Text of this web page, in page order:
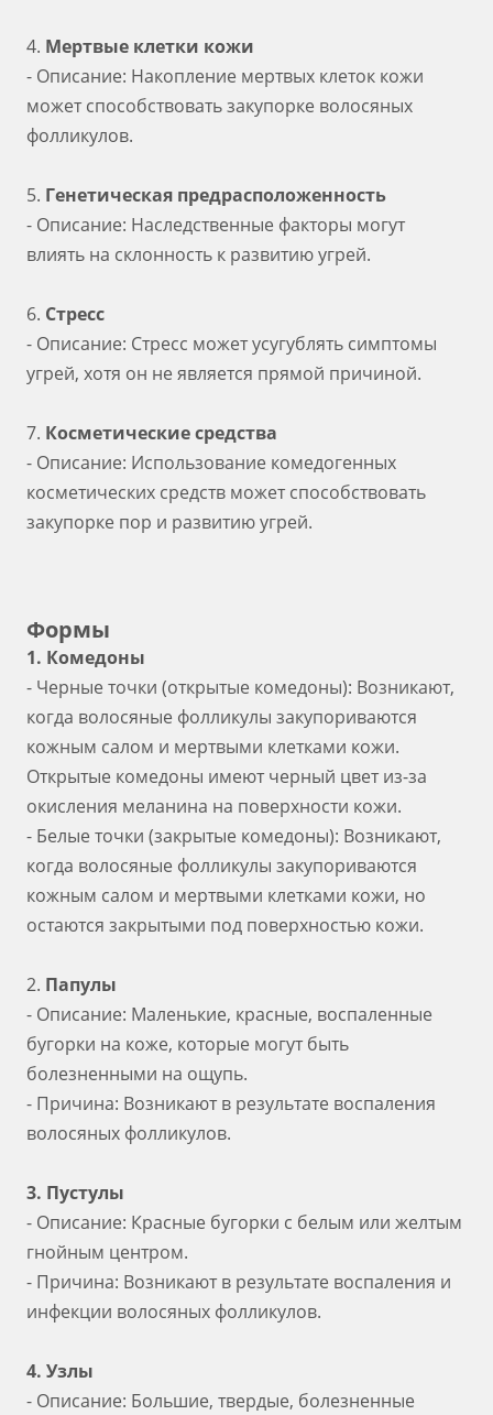
4. Мертвые клетки кожи
- Описание: Накопление мертвых клеток кожи
может способствовать закупорке волосяных
фолликулов.
5. Генетическая предрасположенность
- Описание: Наследственные факторы могут
влиять на склонность к развитию угрей.
6. Стресс
- Описание: Стресс может усугублять симптомы
угрей, хотя он не является прямой причиной.
7. Косметические средства
- Описание: Использование комедогенных
косметических средств может способствовать
закупорке пор и развитию угрей.
Формы
1. Комедоны
- Черные точки (открытые комедоны): Возникают,
когда волосяные фолликулы закупориваются
кожным салом и мертвыми клетками кожи.
Открытые комедоны имеют черный цвет из-за
окисления меланина на поверхности кожи.
- Белые точки (закрытые комедоны): Возникают,
когда волосяные фолликулы закупориваются
кожным салом и мертвыми клетками кожи, но
остаются закрытыми под поверхностью кожи.
2. Папулы
- Описание: Маленькие, красные, воспаленные
бугорки на коже, которые могут быть
болезненными на ощупь.
- Причина: Возникают в результате воспаления
волосяных фолликулов.
3. Пустулы
- Описание: Красные бугорки с белым или желтым
гнойным центром.
- Причина: Возникают в результате воспаления и
инфекции волосяных фолликулов.
4. Узлы
- Описание: Большие, твердые, болезненные